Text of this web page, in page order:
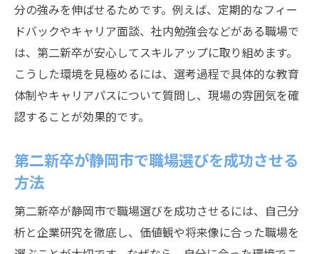
分の強みを伸ばせるためです。例えば、定期的なフィー
ドバックやキャリア面談、社内勉強会などがある職場で
は、第二新卒が安心してスキルアップに取り組めます。
こうした環境を見極めるには、選考過程で具体的な教育
体制やキャリアパスについて質問し、現場の雰囲気を確
認することが効果的です。
第二新卒が静岡市で職場選びを成功させる
方法
第二新卒が静岡市で職場選びを成功させるには、自己分
析と企業研究を徹底し、価値観や将来像に合った職場を